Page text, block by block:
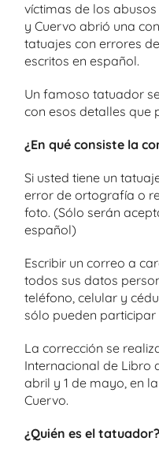
víctimas de los
y Cuervo abrió una
tatuajes con errores
escritos en español.
Un famoso tatuador
con esos detalles que
¿En qué consiste la
Si usted tiene un
error de ortografía o
foto. (Sólo serán
español)
Escribir un correo a
todos sus datos
teléfono, celular y
sólo pueden
La corrección se
Internacional de Libro
abril y 1 de mayo, en
Cuervo.
¿Quién es el tatuador?